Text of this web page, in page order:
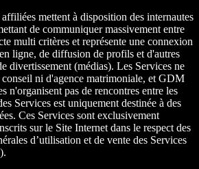
mettent à disposition des internautes
de communiquer massivement entre
multi critères et représente une connexion
ligne, de diffusion de profils et d'autres
divertissement (médias). Les Services ne
conseil ni d'agence matrimoniale, et GDM
n'organisent pas de rencontres entre les
Services est uniquement destinée à des
Ces Services sont exclusivement
sur le Site Internet dans le respect des
d’utilisation et de vente des Services